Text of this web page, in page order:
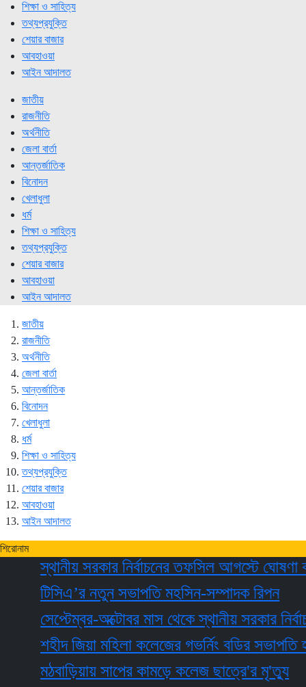
শিক্ষা ও সাহিত্য
তথ্যপ্রযুক্তি
শেয়ার বাজার
আবহাওয়া
আইন আদালত
জাতীয়
রাজনীতি
অর্থনীতি
জেলা বার্তা
আন্তর্জাতিক
বিনোদন
খেলাধুলা
ধর্ম
শিক্ষা ও সাহিত্য
তথ্যপ্রযুক্তি
শেয়ার বাজার
আবহাওয়া
আইন আদালত
জাতীয়
রাজনীতি
অর্থনীতি
জেলা বার্তা
আন্তর্জাতিক
বিনোদন
খেলাধুলা
ধর্ম
শিক্ষা ও সাহিত্য
তথ্যপ্রযুক্তি
শেয়ার বাজার
আবহাওয়া
আইন আদালত
শিরোনাম
স্থানীয় সরকার নির্বাচনের তফসিল আগস্টে ঘোষণা করতে
টিসিএ’র নতুন সভাপতি মহসিন-সম্পাদক রিপন
সেপ্টেম্বর-অক্টোবর মাস থেকে স্থানীয় সরকার নির্বাচন
শহীদ জিয়া মহিলা কলেজের গভর্নিং বডির সভাপতি হলেন
মঠবাড়িয়ায় সাপের কামড়ে কলেজ ছাত্রে'র মৃ'ত্যু